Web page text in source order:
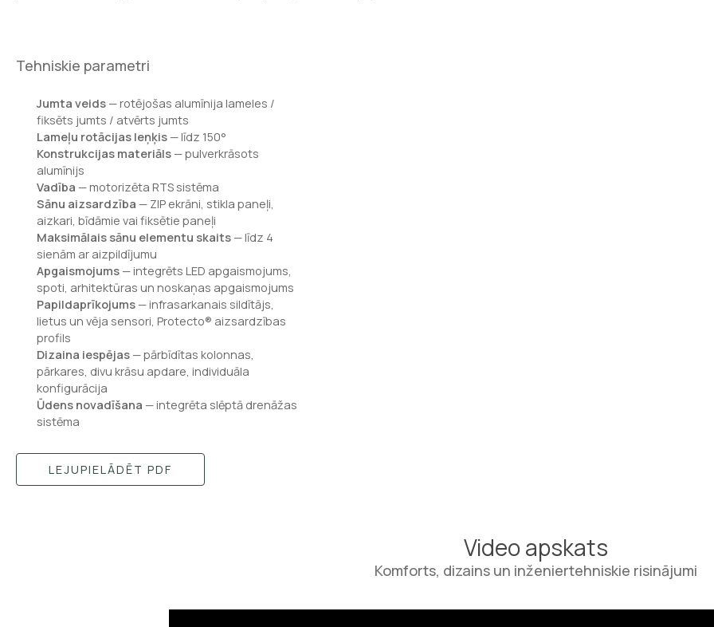
Tehniskie parametri
Jumta veids — rotējošas alumīnija lameles /
fiksēts jumts / atvērts jumts
Lameļu rotācijas leņķis — līdz 150°
Konstrukcijas materiāls — pulverkrāsots
alumīnijs
Vadība — motorizēta RTS sistēma
Sānu aizsardzība — ZIP ekrāni, stikla paneļi,
aizkari, bīdāmie vai fiksētie paneļi
Maksimālais sānu elementu skaits — līdz 4
sienām ar aizpildījumu
Apgaismojums — integrēts LED apgaismojums,
spoti, arhitektūras un noskaņas apgaismojums
Papildaprīkojums — infrasarkanais sildītājs,
lietus un vēja sensori, Protecto® aizsardzības
profils
Dizaina iespējas — pārbīdītas kolonnas,
pārkares, divu krāsu apdare, individuāla
konfigurācija
Ūdens novadīšana — integrēta slēptā drenāžas
sistēma
LEJUPIELĀDĒT PDF
Video apskats
Komforts, dizains un inženiertehniskie risinājumi